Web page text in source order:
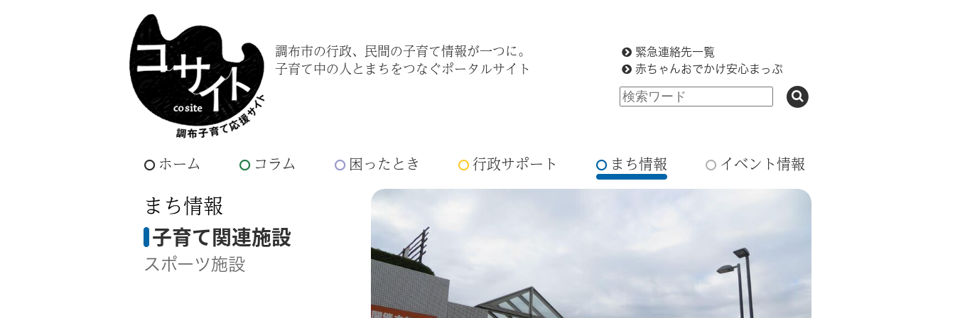
調布市の行政、民間の子育て情報が一つに。
子育て中の人とまちをつなぐポータルサイト
緊急連絡先一覧
赤ちゃんおでかけ安心まっぷ
ホーム コラム 困ったとき 行政サポート まち情報 イベント情報
まち情報
子育て関連施設
スポーツ施設